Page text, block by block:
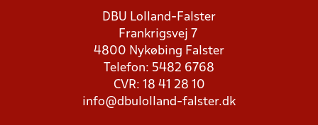
DBU Lolland-Falster
Frankrigsvej 7
4800 Nykøbing Falster
Telefon: 5482 6768
CVR: 18 41 28 10
info@dbulolland-falster.dk